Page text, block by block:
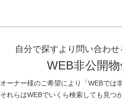
自分で探すより問い合わ
WEB非公開
オーナー様のご希望により「WEBでは
それらはWEBでいくら検索しても見つ